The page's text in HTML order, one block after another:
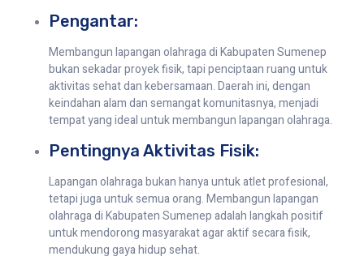
Pengantar:
Membangun lapangan olahraga di Kabupaten Sumenep
bukan sekadar proyek fisik, tapi penciptaan ruang untuk
aktivitas sehat dan kebersamaan. Daerah ini, dengan
keindahan alam dan semangat komunitasnya, menjadi
tempat yang ideal untuk membangun lapangan olahraga.
Pentingnya Aktivitas Fisik:
Lapangan olahraga bukan hanya untuk atlet profesional,
tetapi juga untuk semua orang. Membangun lapangan
olahraga di Kabupaten Sumenep adalah langkah positif
untuk mendorong masyarakat agar aktif secara fisik,
mendukung gaya hidup sehat.